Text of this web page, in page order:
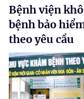
Bệnh viện
bệnh bảo
theo yêu cầu